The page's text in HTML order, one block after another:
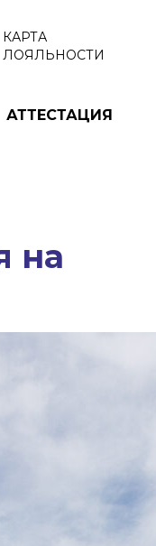
КАРТА
ЛОЯЛЬНОСТИ
АТТЕСТАЦИЯ
на